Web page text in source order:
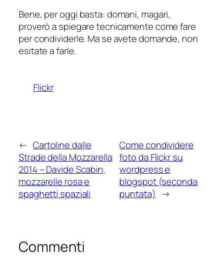
Bene, per oggi basta: domani, magari,
proverò a spiegare tecnicamente come fare
per condividerle. Ma se avete domande, non
esitate a farle.
Flickr
← Cartoline dalle
Strade della Mozzarella
2014 – Davide Scabin,
mozzarelle rosa e
spaghetti spaziali
Come condividere
foto da Flickr su
wordpress e
blogspot (seconda
puntata) →
Commenti